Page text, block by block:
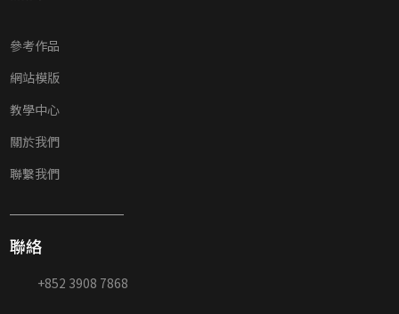
參考作品
網站模版
教學中心
關於我們
聯繫我們
聯絡
+852 3908 7868